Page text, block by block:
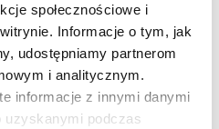
społecznościowe i
Informacje o tym, jak
udostępniamy partnerom
i analitycznym.
informacje z innymi danymi
uzyskanymi podczas